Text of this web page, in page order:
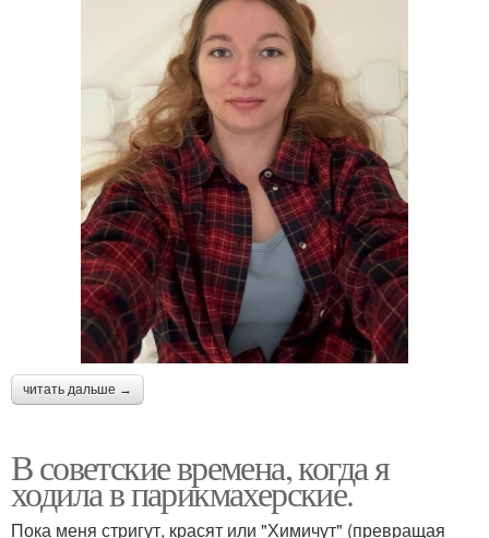
читать дальше →
В советские времена, когда я
ходила в парикмахерские.
Пока меня стригут, красят или "Химичут" (превращая